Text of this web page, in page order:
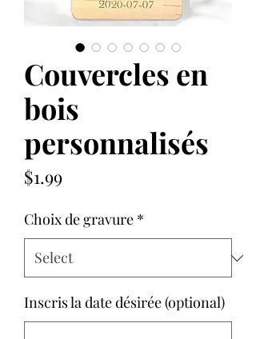
Couvercles en
bois
personnalisés
$1.99Price
Choix de gravure *
Inscris la date désirée (optional)